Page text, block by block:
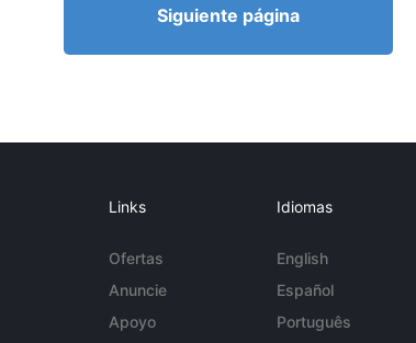
Siguiente página
Links
Ofertas
Anuncie
Apoyo
Idiomas
English
Español
Português